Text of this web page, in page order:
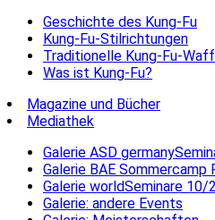
Geschichte des Kung-Fu
Kung-Fu-Stilrichtungen
Traditionelle Kung-Fu-
Was ist Kung-Fu?
Magazine und Bücher
Mediathek
Galerie ASD
Galerie BAE
Galerie worldSeminare 10/
Galerie: andere Events